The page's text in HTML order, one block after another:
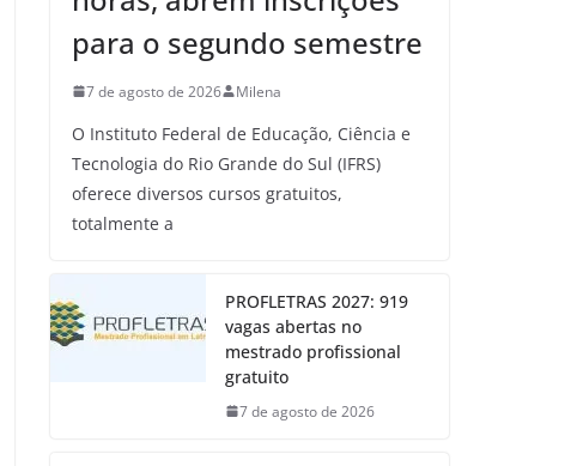
para o segundo semestre
7 de agosto de 2026 Milena
O Instituto Federal de Educação, Ciência e
Tecnologia do Rio Grande do Sul (IFRS)
oferece diversos cursos gratuitos,
totalmente a
PROFLETRAS 2027: 919
vagas abertas no
mestrado profissional
gratuito
7 de agosto de 2026